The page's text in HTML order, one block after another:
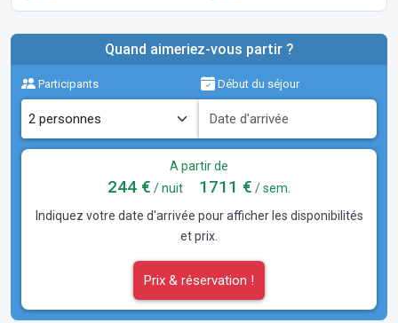
Quand aimeriez-vous partir ?
Participants Début du séjour
A partir de
244 € / nuit 1711 € / sem.
Indiquez votre date d'arrivée pour afficher les disponibilités
et prix.
Prix & réservation !